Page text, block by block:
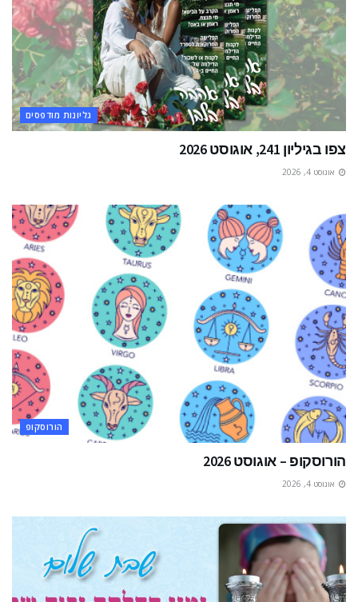
גליונות מודפסים
צפו בגיליון 241, אוגוסט 2026
אוגוסט 4, 2026
הורוסקופ
הורוסקופ – אוגוסט 2026
אוגוסט 4, 2026